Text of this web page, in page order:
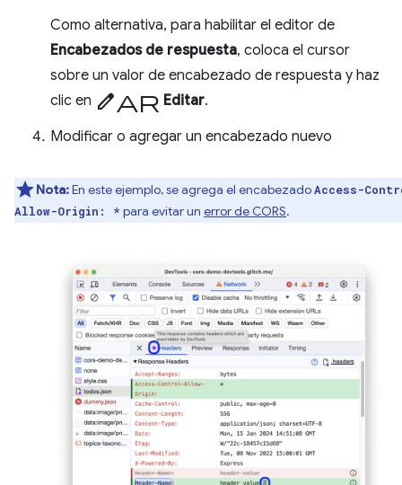
Como alternativa, para habilitar el editor de
Encabezados de respuesta, coloca el cursor
sobre un valor de encabezado de respuesta y haz
clic en editar Editar.
Modificar o agregar un encabezado nuevo
Nota:En este ejemplo, se agrega el encabezadoAccess-
Allow-Origin: * para evitar un error de CORS.